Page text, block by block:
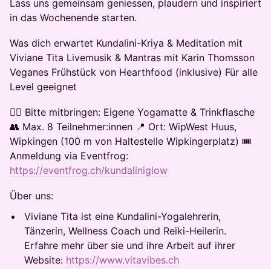
​Lass uns gemeinsam geniessen, plaudern und inspiriert
in das Wochenende starten.
​Was dich erwartet Kundalini-Kriya & Meditation mit
Viviane Tita Livemusik & Mantras mit Karin Thomsson
Veganes Frühstück von Hearthfood (inklusive) Für alle
Level geeignet
​🧘‍♀️ Bitte mitbringen: Eigene Yogamatte & Trinkflasche
👥 Max. 8 Teilnehmer:innen 📍 Ort: WipWest Huus,
Wipkingen (100 m von Haltestelle Wipkingerplatz) 🎟️
Anmeldung via Eventfrog:
https://eventfrog.ch/kundaliniglow
​Über uns:
​Viviane Tita ist eine Kundalini-Yogalehrerin,
Tänzerin, Wellness Coach und Reiki-Heilerin.
Erfahre mehr über sie und ihre Arbeit auf ihrer
Website: https://www.vitavibes.ch